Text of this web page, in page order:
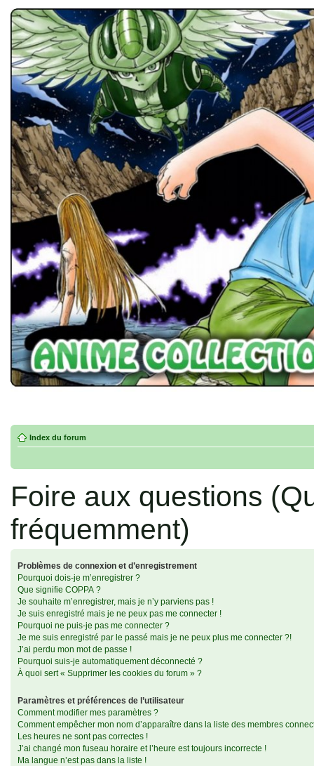
Index du forum
Foire aux questions
fréquemment)
Problèmes de connexion et d’enregistrement
Pourquoi dois-je m’enregistrer ?
Que signifie COPPA ?
Je souhaite m’enregistrer, mais je n’y parviens pas !
Je suis enregistré mais je ne peux pas me connecter !
Pourquoi ne puis-je pas me connecter ?
Je me suis enregistré par le passé mais je ne peux plus me connecter ?!
J’ai perdu mon mot de passe !
Pourquoi suis-je automatiquement déconnecté ?
À quoi sert « Supprimer les cookies du forum » ?
Paramètres et préférences de l’utilisateur
Comment modifier mes paramètres ?
Comment empêcher mon nom d’apparaître dans la liste des membres
Les heures ne sont pas correctes !
J’ai changé mon fuseau horaire et l’heure est toujours incorrecte !
Ma langue n’est pas dans la liste !